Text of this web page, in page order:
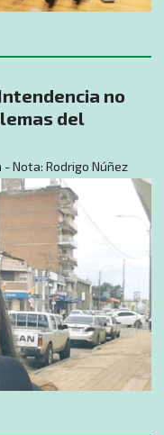
no
del
- Nota: Rodrigo Núñez